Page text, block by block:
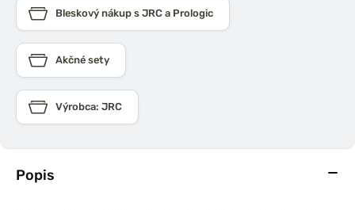
Popis
Bleskový nákup s JRC a Prologic
Akčné sety
Výrobca: JRC